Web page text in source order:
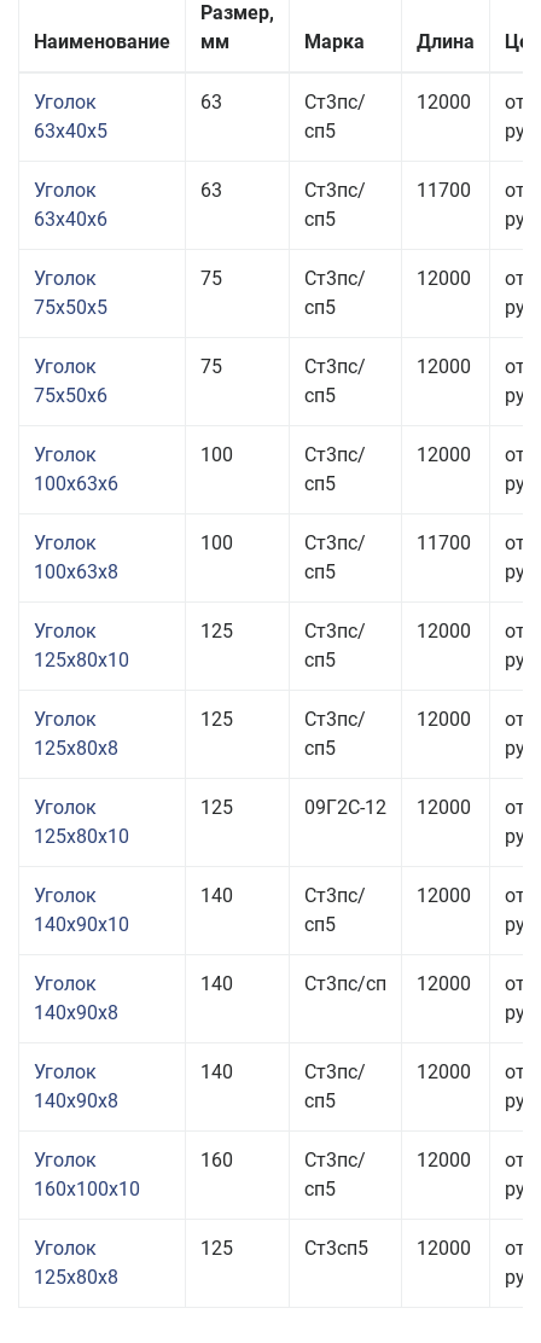
Наименование
Размер,
мм
Марка Длина
Уголок
63x40x5
63
Ст3пс/
сп5
12000
от
руб.
Уголок
63x40x6
63
Ст3пс/
сп5
11700
от
руб.
Уголок
75x50x5
75
Ст3пс/
сп5
12000
от
руб.
Уголок
75x50x6
75
Ст3пс/
сп5
12000
от
руб.
Уголок
100x63x6
100
Ст3пс/
сп5
12000
от
руб.
Уголок
100x63x8
100
Ст3пс/
сп5
11700
от
руб.
Уголок
125x80x10
125
Ст3пс/
сп5
12000
от
руб.
Уголок
125x80x8
125
Ст3пс/
сп5
12000
от
руб.
Уголок
125x80x10
125 09Г2С-12 12000
от
руб.
Уголок
140x90x10
140
Ст3пс/
сп5
12000
от
руб.
Уголок
140x90x8
140 Ст3пс/сп 12000
от
руб.
Уголок
140x90x8
140
Ст3пс/
сп5
12000
от
руб.
Уголок
160x100x10
160
Ст3пс/
сп5
12000
от
руб.
Уголок
125x80x8
125 Ст3сп5 12000
от
руб.